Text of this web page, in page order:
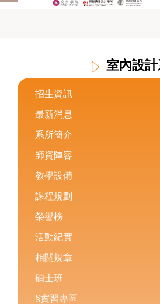
室內設
招生資訊
最新消息
系所簡介
師資陣容
教學設備
課程規劃
榮譽榜
活動紀實
相關規章
碩士班
§實習專區